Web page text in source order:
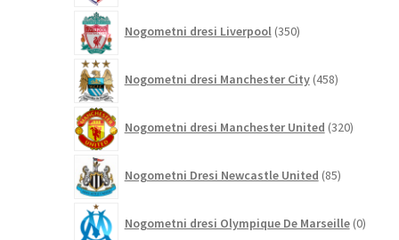
Nogometni dresi Liverpool 350izdelkov
Nogometni dresi Manchester City 458izdelkov
Nogometni dresi Manchester United 320izdelkov
Nogometni Dresi Newcastle United 85izdelkov
Nogometni dresi Olympique De Marseille 0